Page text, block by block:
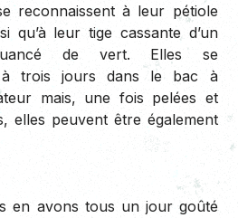
reconnaissent à leur pétiole
qu’à leur tige cassante d’un
de vert. Elles se
à trois jours dans le bac à
mais, une fois pelées et
elles peuvent être également
en avons tous un jour goûté